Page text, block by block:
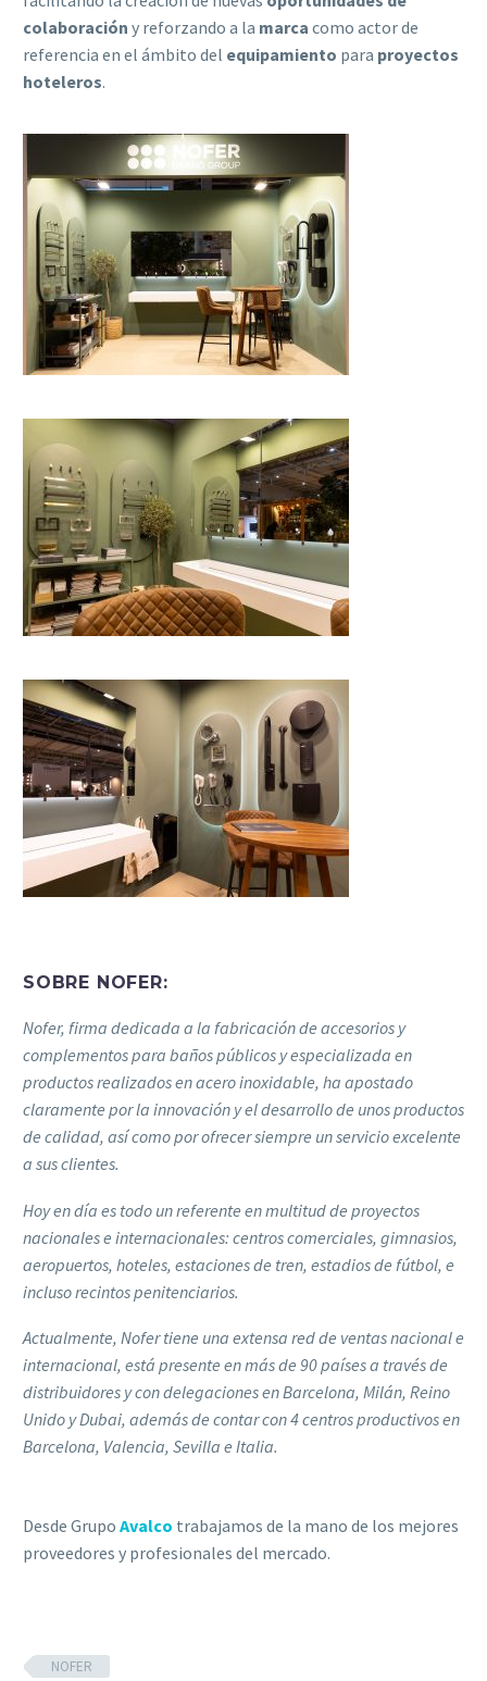
colaboración y reforzando a la marca como actor de
referencia en el ámbito del equipamiento para proyectos
hoteleros.
SOBRE NOFER:
Nofer, firma dedicada a la fabricación de accesorios y
complementos para baños públicos y especializada en
productos realizados en acero inoxidable, ha apostado
claramente por la innovación y el desarrollo de unos productos
de calidad, así como por ofrecer siempre un servicio excelente
a sus clientes.
Hoy en día es todo un referente en multitud de proyectos
nacionales e internacionales: centros comerciales, gimnasios,
aeropuertos, hoteles, estaciones de tren, estadios de fútbol, e
incluso recintos penitenciarios.
Actualmente, Nofer tiene una extensa red de ventas nacional e
internacional, está presente en más de 90 países a través de
distribuidores y con delegaciones en Barcelona, Milán, Reino
Unido y Dubai, además de contar con 4 centros productivos en
Barcelona, Valencia, Sevilla e Italia.
Desde Grupo Avalco trabajamos de la mano de los mejores
proveedores y profesionales del mercado.
NOFER